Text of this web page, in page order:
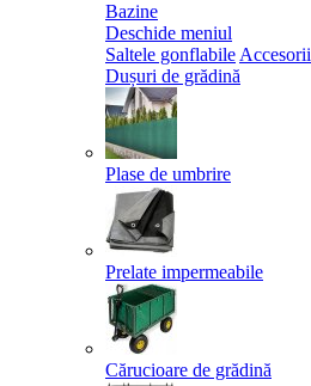
Bazine
Deschide meniul
Saltele gonflabile
Dușuri de grădină
Plase de umbrire
Prelate impermeabile
Cărucioare de grădină